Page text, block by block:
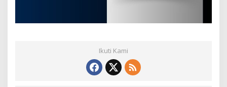
Ikuti Kami